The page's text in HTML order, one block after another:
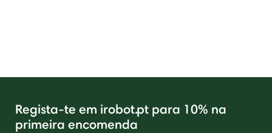
Regista-te em irobot.pt para 10% na
primeira encomenda